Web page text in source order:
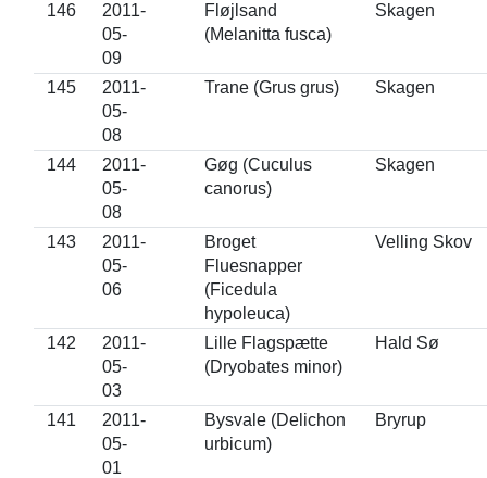
146
2011-
05-
09
Fløjlsand
(Melanitta fusca)
Skagen
145
2011-
05-
08
Trane (Grus grus) Skagen
144
2011-
05-
08
Gøg (Cuculus
canorus)
Skagen
143
2011-
05-
06
Broget
Fluesnapper
(Ficedula
hypoleuca)
Velling Skov
142
2011-
05-
03
Lille Flagspætte
(Dryobates minor)
Hald Sø
141
2011-
05-
01
Bysvale (Delichon
urbicum)
Bryrup